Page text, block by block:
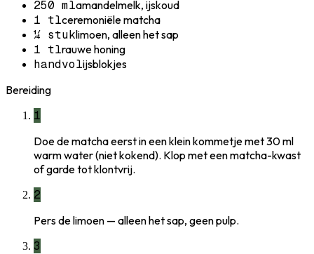
250 mlamandelmelk, ijskoud
1 tlceremoniële matcha
¼ stuklimoen, alleen het sap
1 tlrauwe honing
handvolijsblokjes
Bereiding
1
Doe de matcha eerst in een klein kommetje met 30 ml
warm water (niet kokend). Klop met een matcha-kwast
of garde tot klontvrij.
2
Pers de limoen — alleen het sap, geen pulp.
3